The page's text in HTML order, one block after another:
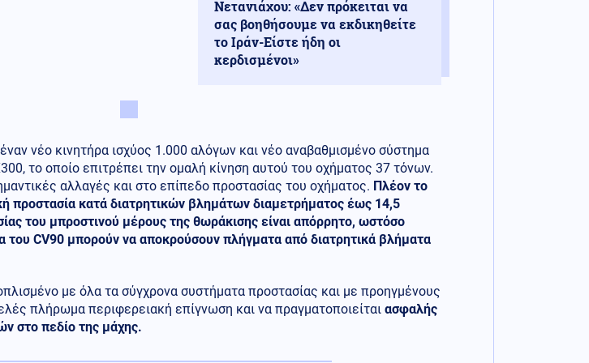
Νετανιάχου: «Δεν πρόκειται να
σας βοηθήσουμε να εκδικηθείτε
το Ιράν-Είστε ήδη οι
κερδισμένοι»
νέο κινητήρα ισχύος 1.000 αλόγων και νέο αναβαθμισμένο σύστημα
το οποίο επιτρέπει την ομαλή κίνηση αυτού του οχήματος 37 τόνων.
αλλαγές και στο επίπεδο προστασίας του οχήματος. Πλέον το
προστασία κατά διατρητικών βλημάτων διαμετρήματος έως 14,5
του μπροστινού μέρους της θωράκισης είναι απόρρητο, ωστόσο
του CV90 μπορούν να αποκρούσουν πλήγματα από διατρητικά βλήματα
με όλα τα σύγχρονα συστήματα προστασίας και με προηγμένους
πλήρωμα περιφερειακή επίγνωση και να πραγματοποιείται ασφαλής
στο πεδίο της μάχης.